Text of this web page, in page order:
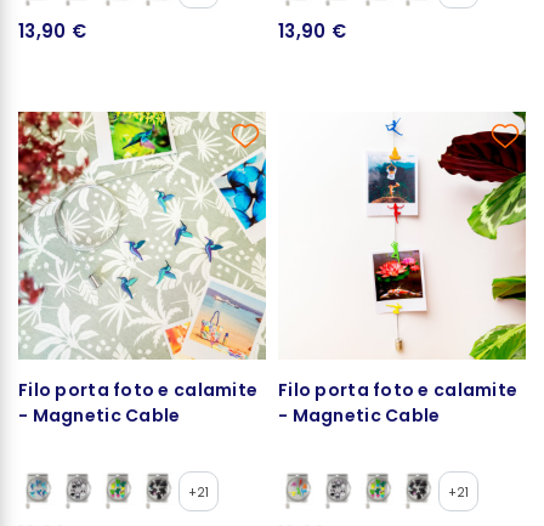
13,90 € 13,90 €
Filo porta foto e calamite
- Magnetic Cable
+21
Filo porta foto e calamite
- Magnetic Cable
+21